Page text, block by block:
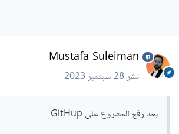
سيطلب منك ادخال كلمة المرور.
Mustafa Suleiman
نشر28 سبتمبر 2023
بعد رفع المشروع على GitHup